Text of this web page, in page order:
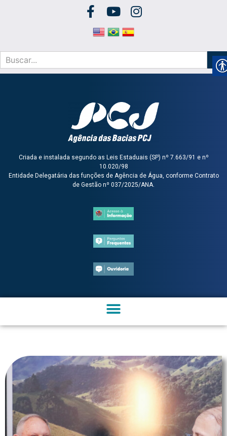
Criada e instalada segundo as Leis Estaduais (SP) nº 7.663/91 e nº
10.020/98
Entidade Delegatária das funções de Agência de Água, conforme Contrato
de Gestão nº 037/2025/ANA.